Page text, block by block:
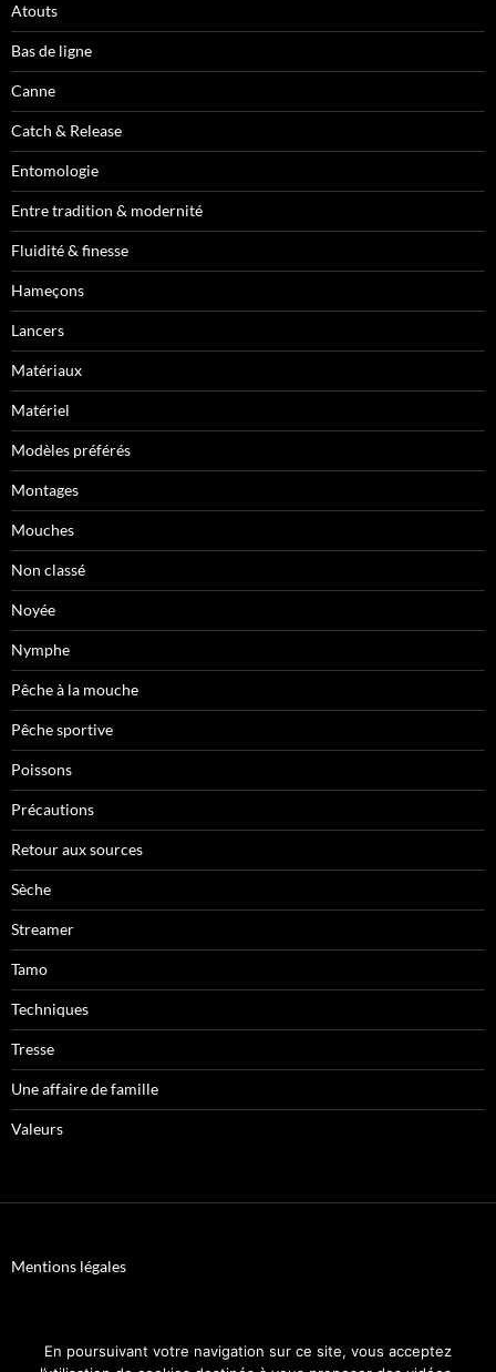
Atouts
Bas de ligne
Canne
Catch & Release
Entomologie
Entre tradition & modernité
Fluidité & finesse
Hameçons
Lancers
Matériaux
Matériel
Modèles préférés
Montages
Mouches
Non classé
Noyée
Nymphe
Pêche à la mouche
Pêche sportive
Poissons
Précautions
Retour aux sources
Sèche
Streamer
Tamo
Techniques
Tresse
Une affaire de famille
Valeurs
Mentions légales
Fièrement propulsé par WordPress
En poursuivant votre navigation sur ce site, vous acceptez